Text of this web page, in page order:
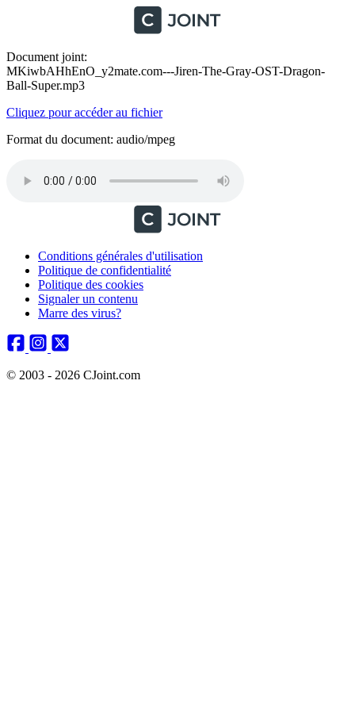
Document joint:
MKiwbAHhEnO_y2mate.com---Jiren-The-Gray-OST-Dragon-
Ball-Super.mp3
Cliquez pour accéder au fichier
Format du document: audio/mpeg
Conditions générales d'utilisation
Politique de confidentialité
Politique des cookies
Signaler un contenu
Marre des virus?
© 2003 - 2026 CJoint.com